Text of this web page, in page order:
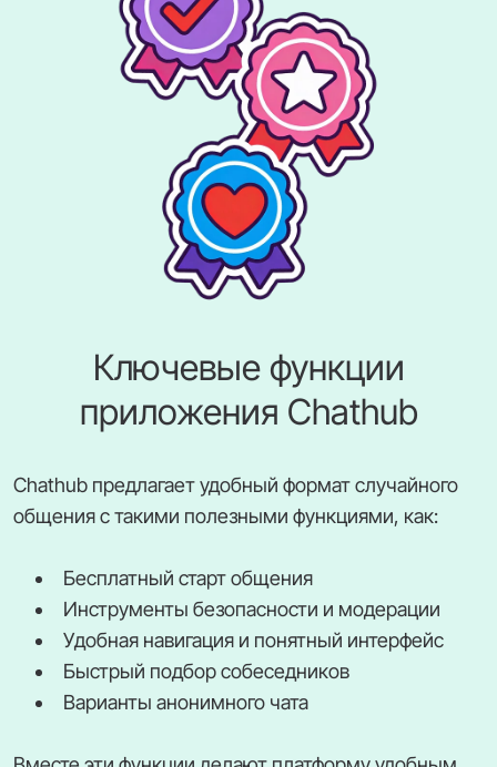
Ключевые функции
приложения Chathub
Chathub предлагает удобный формат случайного
общения с такими полезными функциями, как:
Бесплатный старт общения
Инструменты безопасности и модерации
Удобная навигация и понятный интерфейс
Быстрый подбор собеседников
Варианты анонимного чата